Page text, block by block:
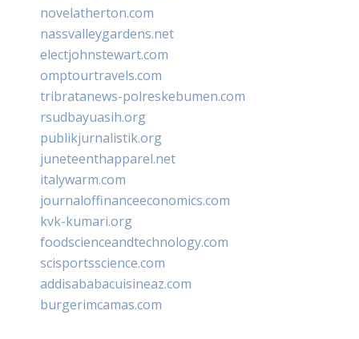
novelatherton.com
nassvalleygardens.net
electjohnstewart.com
omptourtravels.com
tribratanews-polreskebumen.com
rsudbayuasih.org
publikjurnalistik.org
juneteenthapparel.net
italywarm.com
journaloffinanceeconomics.com
kvk-kumari.org
foodscienceandtechnology.com
scisportsscience.com
addisababacuisineaz.com
burgerimcamas.com